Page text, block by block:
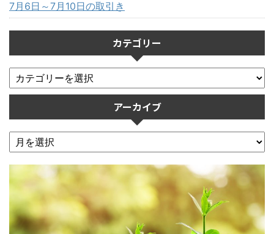
7月6日～7月10日の取引き
カテゴリー
アーカイブ